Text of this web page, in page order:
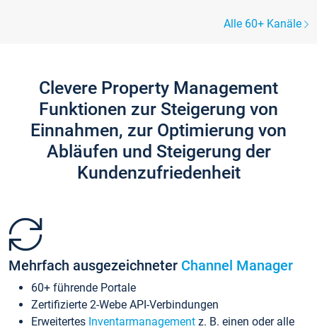
Alle 60+ Kanäle
Clevere Property Management
Funktionen zur Steigerung von
Einnahmen, zur Optimierung von
Abläufen und Steigerung der
Kundenzufriedenheit
Mehrfach ausgezeichneter Channel Manager
60+ führende Portale
Zertifizierte 2-Webe API-Verbindungen
Erweitertes Inventarmanagement z. B. einen oder alle